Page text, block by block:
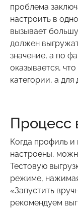
проблема
настроить в
вызывает
должен
значение, а по
оказывается,
категории, а для
Процесс
Когда профиль
настроены,
Тестовую
режиме,
«Запустить
рекомендуем